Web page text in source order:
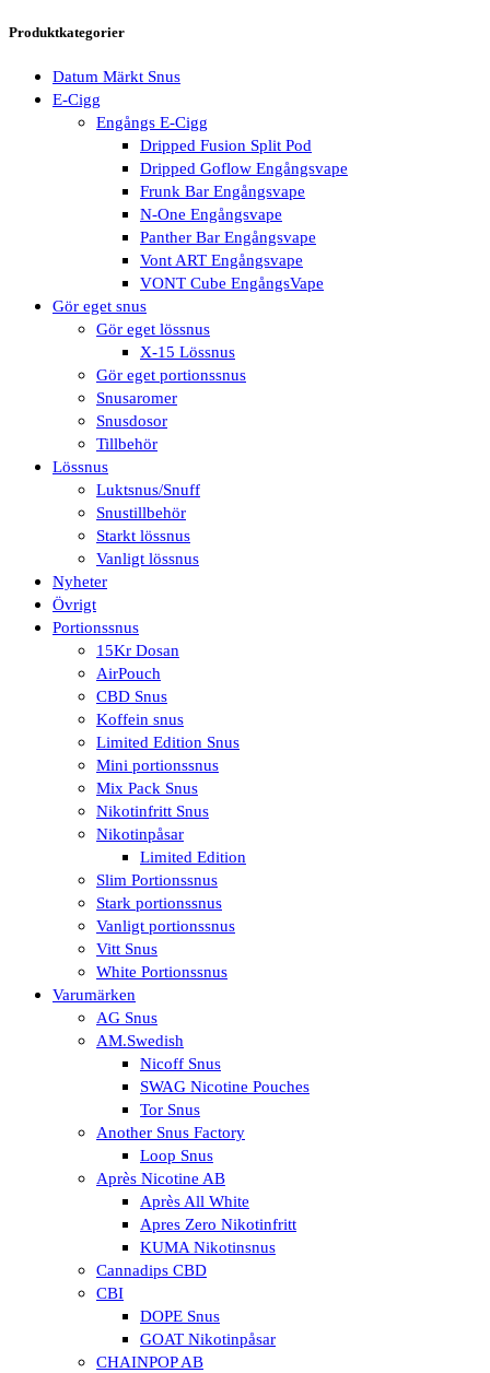
Produktkategorier
Datum Märkt Snus
E-Cigg
Engångs E-Cigg
Dripped Fusion Split Pod
Dripped Goflow Engångsvape
Frunk Bar Engångsvape
N-One Engångsvape
Panther Bar Engångsvape
Vont ART Engångsvape
VONT Cube EngångsVape
Gör eget snus
Gör eget lössnus
X-15 Lössnus
Gör eget portionssnus
Snusaromer
Snusdosor
Tillbehör
Lössnus
Luktsnus/Snuff
Snustillbehör
Starkt lössnus
Vanligt lössnus
Nyheter
Övrigt
Portionssnus
15Kr Dosan
AirPouch
CBD Snus
Koffein snus
Limited Edition Snus
Mini portionssnus
Mix Pack Snus
Nikotinfritt Snus
Nikotinpåsar
Limited Edition
Slim Portionssnus
Stark portionssnus
Vanligt portionssnus
Vitt Snus
White Portionssnus
Varumärken
AG Snus
AM.Swedish
Nicoff Snus
SWAG Nicotine Pouches
Tor Snus
Another Snus Factory
Loop Snus
Après Nicotine AB
Après All White
Apres Zero Nikotinfritt
KUMA Nikotinsnus
Cannadips CBD
CBI
DOPE Snus
GOAT Nikotinpåsar
CHAINPOP AB